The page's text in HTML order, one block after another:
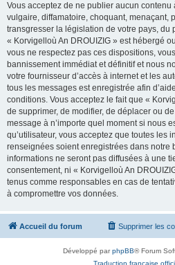
Vous acceptez de ne publier aucun
vulgaire, diffamatoire, choquant, menaçant,
transgresser la législation de votre pays, du
« Korvigelloù An DROUIZIG » est hébergé
vous ne respectez pas ces dispositions,
bannissement immédiat et définitif et nous
votre fournisseur d’accès à internet et les
tous les messages est enregistrée afin
conditions. Vous acceptez le fait que «
de supprimer, de modifier, de déplacer ou
message à n’importe quel moment si nous
qu’utilisateur, vous acceptez que toutes les
renseignées soient enregistrées dans notre
informations ne seront pas diffusées à une
consentement, ni « Korvigelloù An
tenus comme responsables en cas de
à compromettre vos données.
Accueil du forum Supprimer les
Développé parphpBB® Forum
Traduction française